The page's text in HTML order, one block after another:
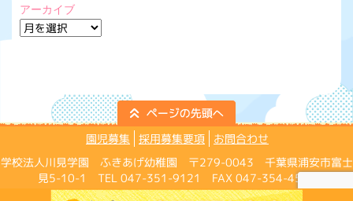
アーカイブ
ア
園児募集 採用募集要項
お問合わせ
学校法人川見学園 ふきあげ幼稚園 〒279-0043 千葉県浦安市富士
見5-10-1 TEL 047-351-9121 FAX 047-354-4574